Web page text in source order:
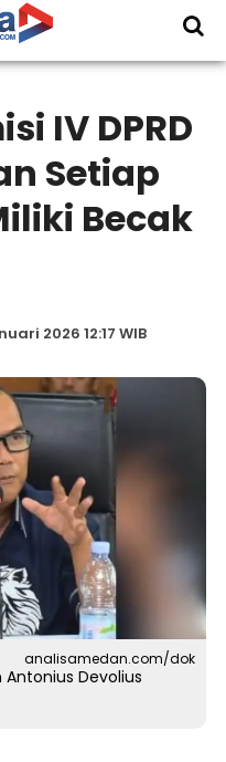
IV DPRD
Setiap
Becak
2026 12:17 WIB
analisamedan.com/dok
Antonius Devolius